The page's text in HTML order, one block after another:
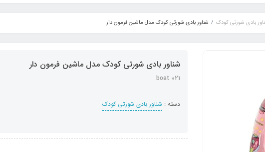
بادی شورتی کودک شناور بادی شورتی کودک مدل ماشین فرمون دار
شناور بادی شورتی کودک مدل ماشین فرمون دار
boat 021
دسته : شناور بادی شورتی کودک